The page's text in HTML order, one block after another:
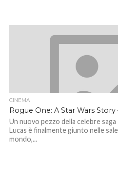
CINEMA
Rogue One: A Star Wars Story
Un nuovo pezzo della celebre
Lucas è finalmente giunto nelle
mondo,...